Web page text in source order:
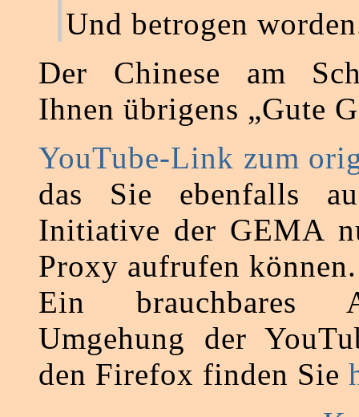
Und betrogen
Der Chinese am
Ihnen übrigens „Gute
YouTube-Link zum
das Sie ebenfalls
Initiative der GEMA
Proxy aufrufen können.
Ein brauchbares
Umgehung der
den Firefox finden Sie